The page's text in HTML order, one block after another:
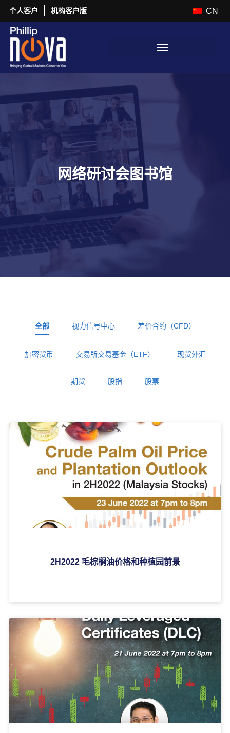
个人客户 机构客户版 CN
网络研讨会图书馆
全部 视力信号中心 差价合约（CFD）
加密货币 交易所交易基金（ETF） 现货外汇
期货 股指 股票
2H2022 毛棕榈油价格和种植园前景